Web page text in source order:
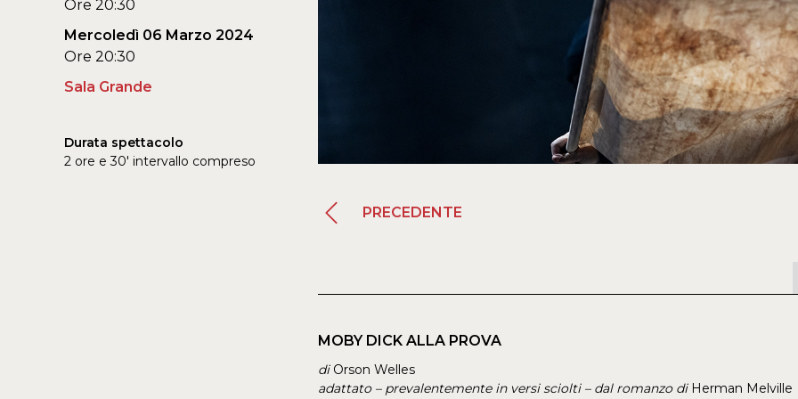
Ore 20:30
Mercoledì 06 Marzo 2024
Ore 20:30
Sala Grande
Durata spettacolo
2 ore e 30' intervallo compreso
PRECEDENTE
MOBY DICK ALLA PROVA
di Orson Welles
adattato – prevalentemente in versi sciolti – dal romanzo diHerman Melville